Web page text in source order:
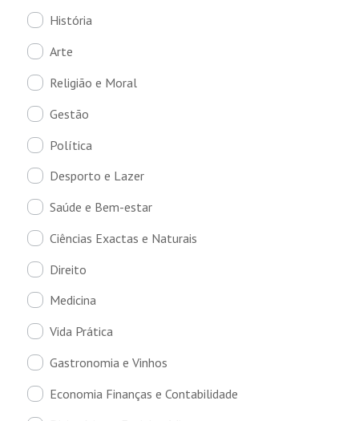
História
Arte
Religião e Moral
Gestão
Política
Desporto e Lazer
Saúde e Bem-estar
Ciências Exactas e Naturais
Direito
Medicina
Vida Prática
Gastronomia e Vinhos
Economia Finanças e Contabilidade